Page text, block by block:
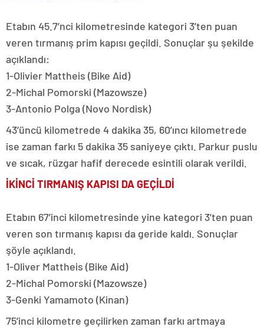
Etabın 45.7’nci kilometresinde kategori 3’ten puan
veren tırmanış prim kapısı geçildi. Sonuçlar şu şekilde
açıklandı:
1-Olivier Mattheis (Bike Aid)
2-Michal Pomorski (Mazowsze)
3-Antonio Polga (Novo Nordisk)
43’üncü kilometrede 4 dakika 35, 60’ıncı kilometrede
ise zaman farkı 5 dakika 35 saniyeye çıktı. Parkur puslu
ve sıcak, rüzgar hafif derecede esintili olarak verildi.
İKİNCİ TIRMANIŞ KAPISI DA GEÇİLDİ
Etabın 67’inci kilometresinde yine kategori 3’ten puan
veren son tırmanış kapısı da geride kaldı. Sonuçlar
şöyle açıklandı.
1-Oliver Mattheis (Bike Aid)
2-Michal Pomorski (Mazowsze)
3-Genki Yamamoto (Kinan)
75’inci kilometre geçilirken zaman farkı artmaya